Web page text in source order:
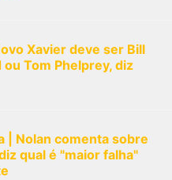
Xavier deve ser Bill
ou Tom Phelprey, diz
| Nolan comenta sobre
qual é "maior falha"